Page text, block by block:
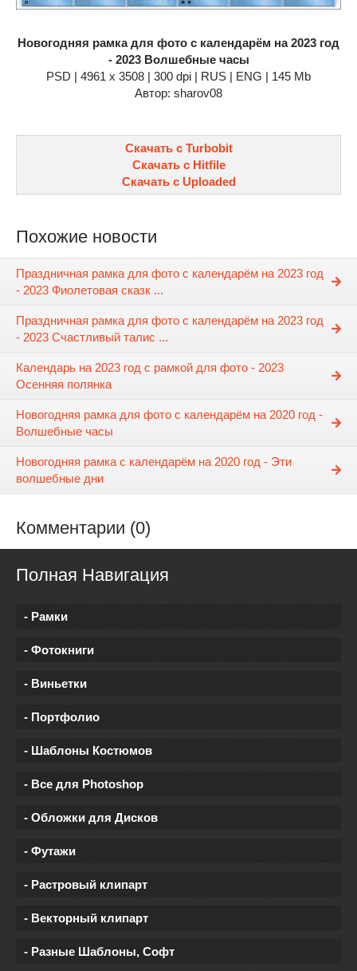
Новогодняя рамка для фото с календарём на 2023 год
- 2023 Волшебные часы
PSD | 4961 х 3508 | 300 dpi | RUS | ENG | 145 Mb
Автор: sharov08
Скачать с Turbobit
Скачать с Hitfile
Скачать с Uploaded
Похожие новости
Праздничная рамка для фото с календарём на 2023 год
- 2023 Фиолетовая сказк ...
Праздничная рамка для фото с календарём на 2023 год
- 2023 Счастливый талис ...
Календарь на 2023 год с рамкой для фото - 2023
Осенняя полянка
Новогодняя рамка для фото с календарём на 2020 год -
Волшебные часы
Новогодняя рамка с календарём на 2020 год - Эти
волшебные дни
Комментарии (0)
Полная Навигация
- Рамки
- Фотокниги
- Виньетки
- Портфолио
- Шаблоны Костюмов
- Все для Photoshop
- Обложки для Дисков
- Футажи
- Растровый клипарт
- Векторный клипарт
- Разные Шаблоны, Софт